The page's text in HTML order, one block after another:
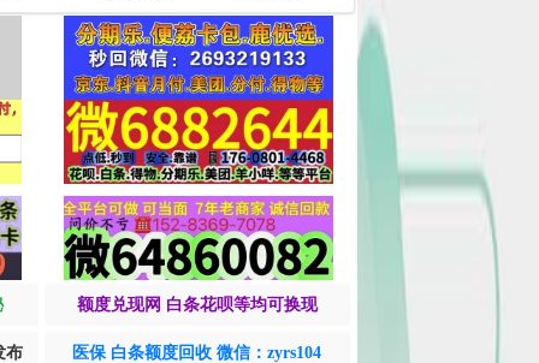
额度兑现网 白条花呗等均可换现
布 医保 白条额度回收 微信：zyrs104